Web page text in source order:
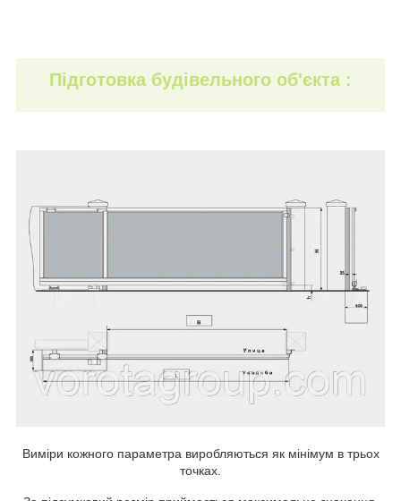
Підготовка будівельного об'єкта :
Виміри кожного параметра виробляються як мінімум в трьох
точках.